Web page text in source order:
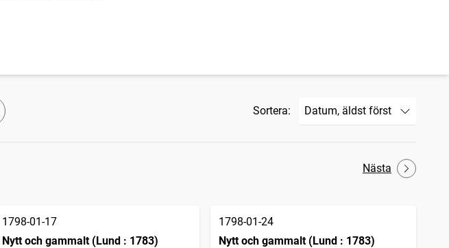
Sortera:
Nästa
1798-01-17
Nytt och gammalt (Lund : 1783)
1798-01-24
Nytt och gammalt (Lund : 1783)